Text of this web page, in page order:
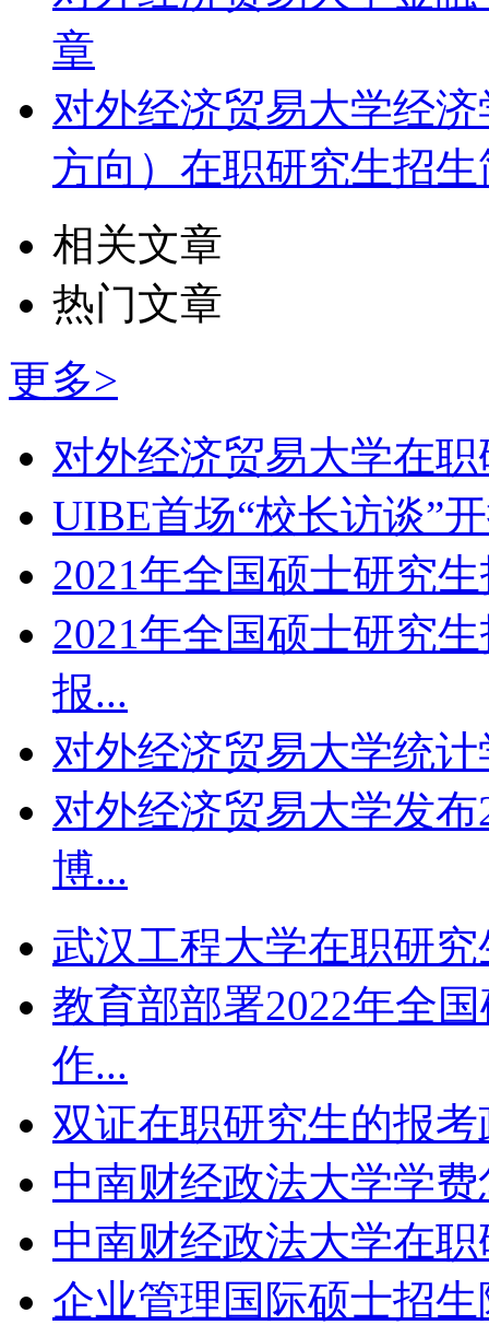
章
对外经济贸易大学经
方向）在职研究生招生
相关文章
热门文章
更多>
对外经济贸易大学在
UIBE首场“校长访谈”
2021年全国硕士研究
2021年全国硕士研究
报...
对外经济贸易大学统
对外经济贸易大学发
博...
武汉工程大学在职研
教育部部署2022年全
作...
双证在职研究生的报考
中南财经政法大学学
中南财经政法大学在
企业管理国际硕士招